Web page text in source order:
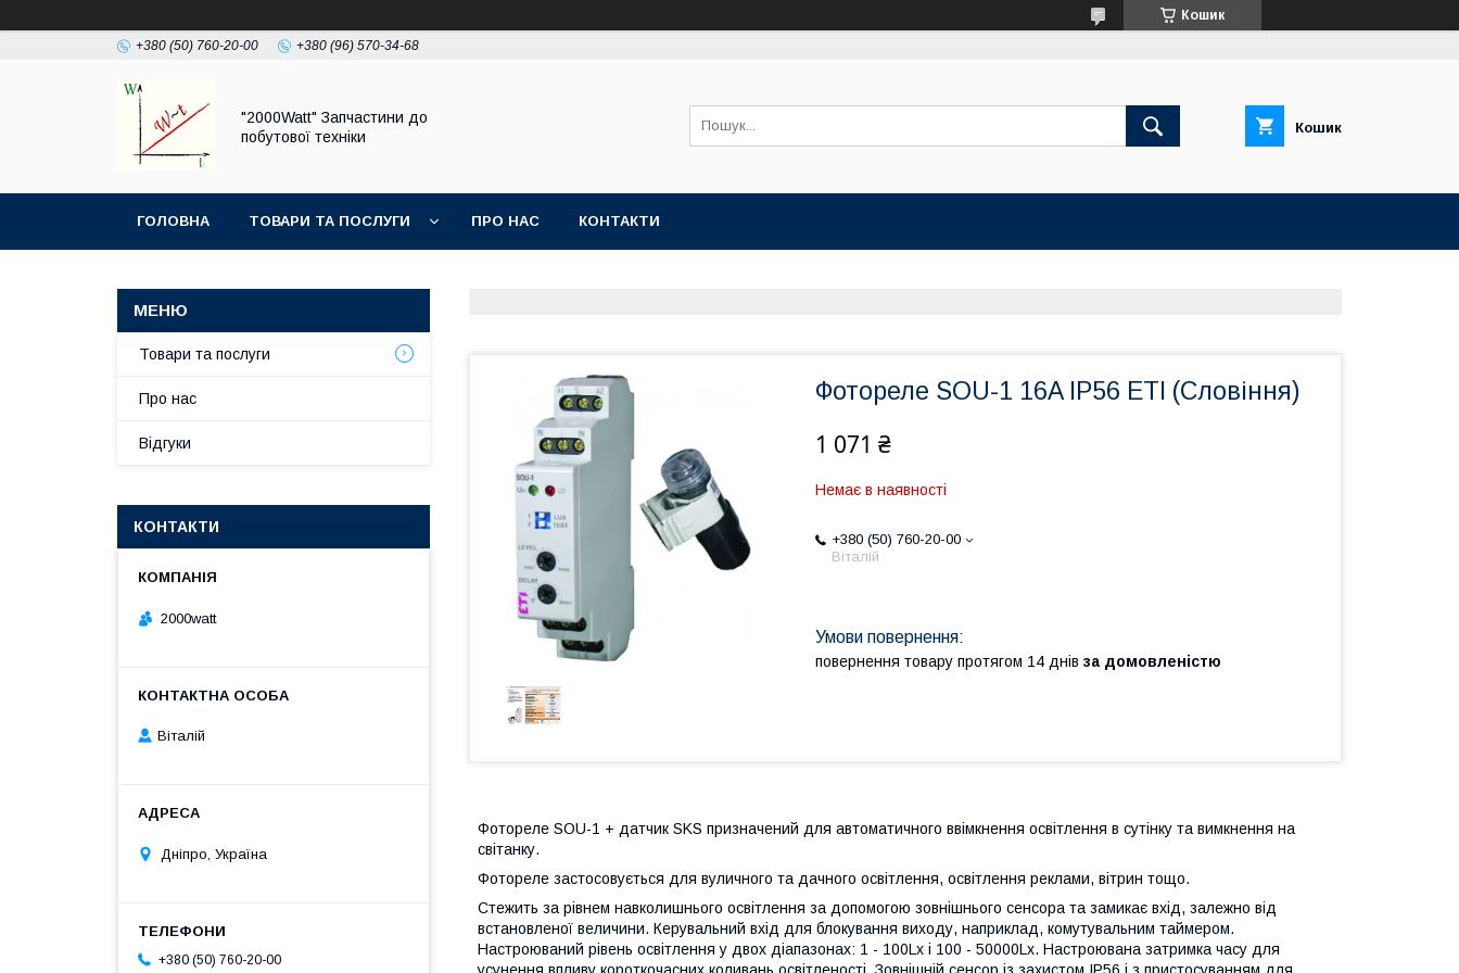
Кошик
+380 (50) 760-20-00 +380 (96) 570-34-68
"2000Watt" Запчастини до
побутової техніки
Кошик
ГОЛОВНА ТОВАРИ ТА ПОСЛУГИ ПРО НАС КОНТАКТИ
Фотореле SOU-1 16A IP56 ETI (Словіння)
1 071 ₴
Немає в наявності
+380 (50) 760-20-00
Віталій
повернення товару протягом 14 днів за домовленістю
Фотореле SOU-1 + датчик SKS призначений для автоматичного ввімкнення освітлення в сутінку та вимкнення на
світанку.
Фотореле застосовується для вуличного та дачного освітлення, освітлення реклами, вітрин тощо.
Стежить за рівнем навколишнього освітлення за допомогою зовнішнього сенсора та замикає вхід, залежно від
встановленої величини. Керувальний вхід для блокування виходу, наприклад, комутувальним таймером.
Настроюваний рівень освітлення у двох діапазонах: 1 - 100Lx і 100 - 50000Lx. Настроювана затримка часу для
Товари та послуги
Про нас
Відгуки
КОНТАКТИ
2000watt
Віталій
Дніпро, Україна
+380 (50) 760-20-00